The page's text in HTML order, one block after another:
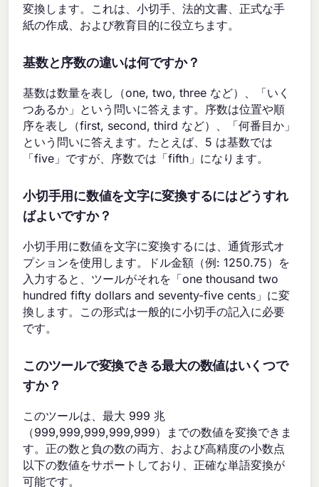
変換します。これは、小切手、法的文書、正式な手
紙の作成、および教育目的に役立ちます。
基数と序数の違いは何ですか？
基数は数量を表し（one, two, three など）、「いく
つあるか」という問いに答えます。序数は位置や順
序を表し（first, second, third など）、「何番目か」
という問いに答えます。たとえば、5 は基数では
「five」ですが、序数では「fifth」になります。
小切手用に数値を文字に変換するにはどうすれ
ばよいですか？
小切手用に数値を文字に変換するには、通貨形式オ
プションを使用します。ドル金額（例: 1250.75）を
入力すると、ツールがそれを「one thousand two
hundred fifty dollars and seventy-five cents」に変
換します。この形式は一般的に小切手の記入に必要
です。
このツールで変換できる最大の数値はいくつで
すか？
このツールは、最大 999 兆
（999,999,999,999,999）までの数値を変換できま
す。正の数と負の数の両方、および高精度の小数点
以下の数値をサポートしており、正確な単語変換が
可能です。